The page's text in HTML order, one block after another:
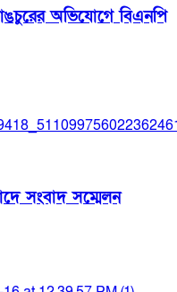
অভিযোগে বিএনপি
সংবাদ সম্মেলন